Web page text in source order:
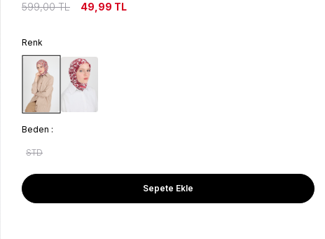
599,00TL 49,99 TL
Renk
Beden :
STD
Sepete Ekle